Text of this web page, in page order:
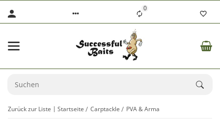
0
Zurück zur Liste Startseite Carptackle PVA & Arma